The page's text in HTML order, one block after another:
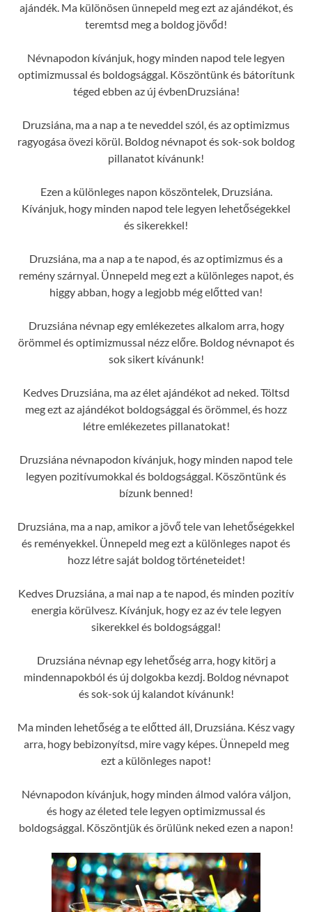
ajándék. Ma különösen ünnepeld meg ezt az ajándékot, és
teremtsd meg a boldog jövőd!
Névnapodon kívánjuk, hogy minden napod tele legyen
optimizmussal és boldogsággal. Köszöntünk és bátorítunk
téged ebben az új évbenDruzsiána!
Druzsiána, ma a nap a te neveddel szól, és az optimizmus
ragyogása övezi körül. Boldog névnapot és sok-sok boldog
pillanatot kívánunk!
Ezen a különleges napon köszöntelek, Druzsiána.
Kívánjuk, hogy minden napod tele legyen lehetőségekkel
és sikerekkel!
Druzsiána, ma a nap a te napod, és az optimizmus és a
remény szárnyal. Ünnepeld meg ezt a különleges napot, és
higgy abban, hogy a legjobb még előtted van!
Druzsiána névnap egy emlékezetes alkalom arra, hogy
örömmel és optimizmussal nézz előre. Boldog névnapot és
sok sikert kívánunk!
Kedves Druzsiána, ma az élet ajándékot ad neked. Töltsd
meg ezt az ajándékot boldogsággal és örömmel, és hozz
létre emlékezetes pillanatokat!
Druzsiána névnapodon kívánjuk, hogy minden napod tele
legyen pozitívumokkal és boldogsággal. Köszöntünk és
bízunk benned!
Druzsiána, ma a nap, amikor a jövő tele van lehetőségekkel
és reményekkel. Ünnepeld meg ezt a különleges napot és
hozz létre saját boldog történeteidet!
Kedves Druzsiána, a mai nap a te napod, és minden pozitív
energia körülvesz. Kívánjuk, hogy ez az év tele legyen
sikerekkel és boldogsággal!
Druzsiána névnap egy lehetőség arra, hogy kitörj a
mindennapokból és új dolgokba kezdj. Boldog névnapot
és sok-sok új kalandot kívánunk!
Ma minden lehetőség a te előtted áll, Druzsiána. Kész vagy
arra, hogy bebizonyítsd, mire vagy képes. Ünnepeld meg
ezt a különleges napot!
Névnapodon kívánjuk, hogy minden álmod valóra váljon,
és hogy az életed tele legyen optimizmussal és
boldogsággal. Köszöntjük és örülünk neked ezen a napon!